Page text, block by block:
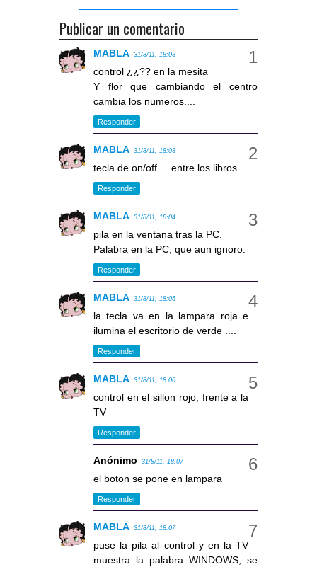
Publicar un comentario
MABLA 31/8/11, 18:03
control ¿¿?? en la mesita
Y flor que cambiando el centro
cambia los numeros....
Responder
MABLA 31/8/11, 18:03
tecla de on/off ... entre los libros
Responder
MABLA 31/8/11, 18:04
pila en la ventana tras la PC.
Palabra en la PC, que aun ignoro.
Responder
MABLA 31/8/11, 18:05
la tecla va en la lampara roja e
ilumina el escritorio de verde ....
Responder
MABLA 31/8/11, 18:06
control en el sillon rojo, frente a la
TV
Responder
Anónimo 31/8/11, 18:07
el boton se pone en lampara
Responder
MABLA 31/8/11, 18:07
puse la pila al control y en la TV
muestra la palabra WINDOWS, se